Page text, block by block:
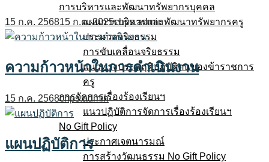
การบริหารและพัฒนาทรัพยากรบุคคล
แผนการบริหารและพัฒนาทรัพยากรครู
ประมวลจริยธรรม
การขับเคลื่อนจริยธรรม
แนวทางประพฤติปฏิบัติตนของข้าราชการ
ครู
การจัดการเรื่องร้องเรียนฯ
แนวปฏิบัติการจัดการเรื่องร้องเรียนฯ
No Gift Policy
ประกาศเจตนารมณ์
การสร้างวัฒนธรรม No Gift Policy
15 ก.ค. 256815 ก.ค. 2025chps.admin
ความก้าวหน้าในการดำเนินงาน
15 ก.ค. 2568chps.admin
แผนปฏิบัติการ